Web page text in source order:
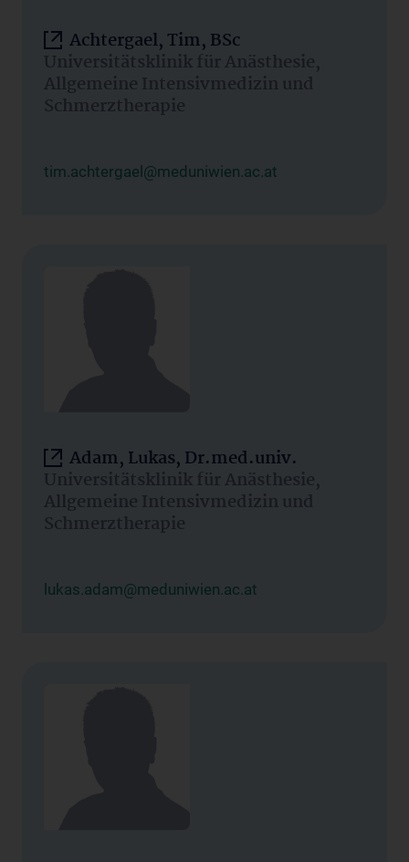
Achtergael, Tim, BSc
Universitätsklinik für Anästhesie,
Allgemeine Intensivmedizin und
Schmerztherapie
tim.achtergael@meduniwien.ac.at
Adam, Lukas, Dr.med.univ.
Universitätsklinik für Anästhesie,
Allgemeine Intensivmedizin und
Schmerztherapie
lukas.adam@meduniwien.ac.at